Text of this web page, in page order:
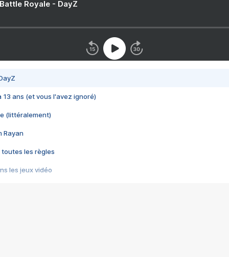
Royale - DayZ
13 ans (et vous l'avez ignoré)
(littéralement)
Rayan
toutes les règles
les jeux vidéo